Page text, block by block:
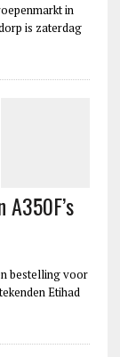
in
is zaterdag
bestelling voor
Etihad